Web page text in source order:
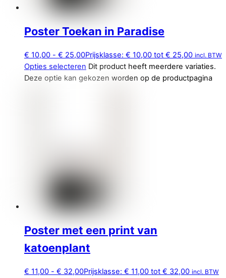
Poster Toekan in Paradise
€ 10,00 - € 25,00Prijsklasse: € 10,00 tot € 25,00 incl. BTW
Opties selecteren Dit product heeft meerdere variaties.
Deze optie kan gekozen worden op de productpagina
Poster met een print van
katoenplant
€ 11,00 - € 32,00Prijsklasse: € 11,00 tot € 32,00 incl. BTW